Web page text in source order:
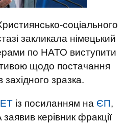
соціального
закликала німецький
по НАТО виступити
щодо постачання
західного зразка.
із посиланням на ЄП,
керівник фракції